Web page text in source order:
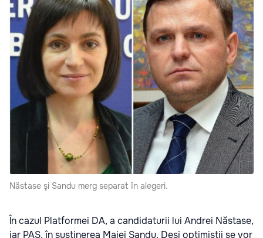
Năstase şi Sandu merg separat în alegeri.
În cazul Platformei DA, a candidaturii lui Andrei Năstase,
iar PAS, în susținerea Maiei Sandu. Deși optimiștii se vor